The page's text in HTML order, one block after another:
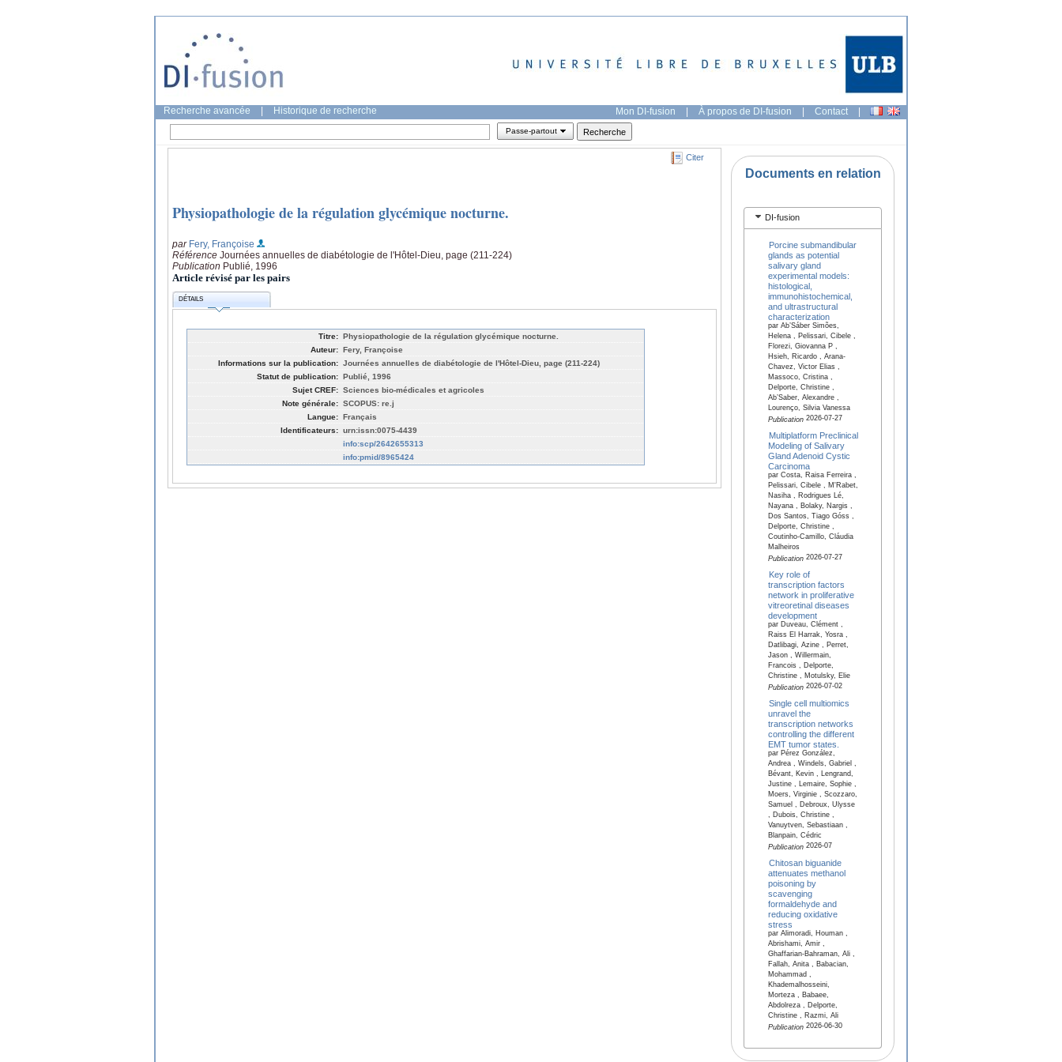
Recherche avancée Historique de recherche Mon DI-fusion | À propos de DI-fusion | Contact |
Passe-partout
Citer
Physiopathologie de la régulation glycémique nocturne.
par Fery, Françoise
Référence Journées annuelles de diabétologie de l'Hôtel-Dieu, page (211-224)
Publication Publié, 1996
Article révisé par les pairs
DÉTAILS
Titre: Physiopathologie de la régulation glycémique nocturne.
Auteur: Fery, Françoise
Informations sur la publication: Journées annuelles de diabétologie de l'Hôtel-Dieu, page (211-224)
Statut de publication: Publié, 1996
Sujet CREF: Sciences bio-médicales et agricoles
Note générale: SCOPUS: re.j
Langue: Français
Identificateurs: urn:issn:0075-4439
info:scp/2642655313
info:pmid/8965424
Documents en relation
DI-fusion
Porcine submandibular
glands as potential
salivary gland
experimental models:
histological,
immunohistochemical,
and ultrastructural
characterization
par Ab’Sáber Simões,
Helena , Pelissari, Cibele ,
Florezi, Giovanna P ,
Hsieh, Ricardo , Arana-
Chavez, Victor Elias ,
Massoco, Cristina ,
Delporte, Christine ,
Ab’Saber, Alexandre ,
Lourenço, Silvia Vanessa
Publication2026-07-27
Multiplatform Preclinical
Modeling of Salivary
Gland Adenoid Cystic
Carcinoma
par Costa, Raisa Ferreira ,
Pelissari, Cibele , M'Rabet,
Nasiha , Rodrigues Lé,
Nayana , Bolaky, Nargis ,
Dos Santos, Tiago Góss ,
Delporte, Christine ,
Coutinho-Camillo, Cláudia
Malheiros
Publication2026-07-27
Key role of
transcription factors
network in proliferative
vitreoretinal diseases
development
par Duveau, Clément ,
Raiss El Harrak, Yosra ,
Datlibagi, Azine , Perret,
Jason , Willermain,
Francois , Delporte,
Christine , Motulsky, Elie
Publication2026-07-02
Single cell multiomics
unravel the
transcription networks
controlling the different
EMT tumor states.
par Pérez González,
Andrea , Windels, Gabriel ,
Bévant, Kevin , Lengrand,
Justine , Lemaire, Sophie ,
Moers, Virginie , Scozzaro,
Samuel , Debroux, Ulysse
, Dubois, Christine ,
Vanuytven, Sebastiaan ,
Blanpain, Cédric
Publication2026-07
Chitosan biguanide
attenuates methanol
poisoning by
scavenging
formaldehyde and
reducing oxidative
stress
par Alimoradi, Houman ,
Abrishami, Amir ,
Ghaffarian-Bahraman, Ali ,
Fallah, Anita , Babacian,
Mohammad ,
Khademalhosseini,
Morteza , Babaee,
Abdolreza , Delporte,
Christine , Razmi, Ali
Publication2026-06-30